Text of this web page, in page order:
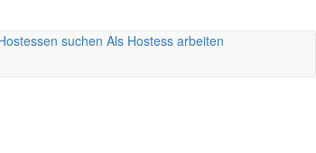
suchen Als Hostess arbeiten